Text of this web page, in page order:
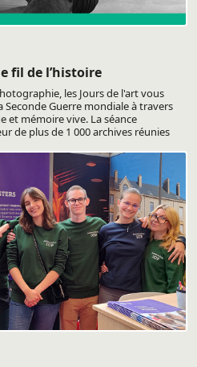
fil de l’histoire
les Jours de l'art vous
Guerre mondiale à travers
et mémoire vive. La séance
de plus de 1 000 archives réunies